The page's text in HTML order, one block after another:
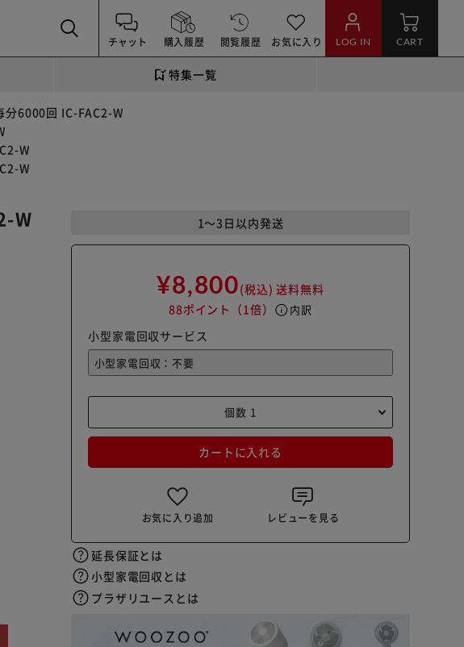
チャット 購入履歴 閲覧履歴 お気に入り LOG IN CART
特集一覧
分6000回 IC-FAC2-W
W
W
W 1～3日以内発送
¥8,800(税込) 送料無料
88ポイント （1倍） info 内訳
小型家電回収サービス
カートに入れる
お気に入り追加 レビューを見る
延長保証とは
小型家電回収とは
プラザリユースとは